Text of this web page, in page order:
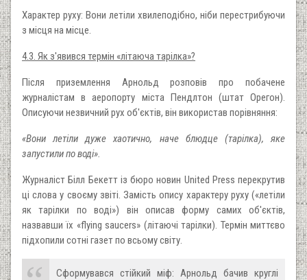
Характер руху: Вони летіли хвилеподібно, ніби перестрибуючи
з місця на місце.
4.3. Як з'явився термін «літаюча тарілка»?
Після приземлення Арнольд розповів про побачене
журналістам в аеропорту міста Пендлтон (штат Орегон).
Описуючи незвичний рух об'єктів, він використав порівняння:
«Вони летіли дуже хаотично, наче блюдце (тарілка), яке
запустили по воді».
Журналіст Білл Бекетт із бюро новин United Press перекрутив
ці слова у своєму звіті. Замість опису характеру руху («летіли
як тарілки по воді») він описав форму самих об'єктів,
назвавши їх «flying saucers» (літаючі тарілки). Термін миттєво
підхопили сотні газет по всьому світу.
Сформувався стійкий міф: Арнольд бачив круглі